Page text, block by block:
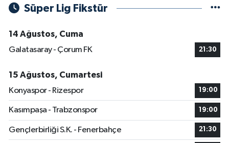
Süper Lig Fikstür
14 Ağustos, Cuma
Galatasaray - Çorum FK
21:30
15 Ağustos, Cumartesi
Konyaspor - Rizespor
19:00
Kasımpaşa - Trabzonspor 19:00
Gençlerbirliği S.K. - Fenerbahçe 21:30